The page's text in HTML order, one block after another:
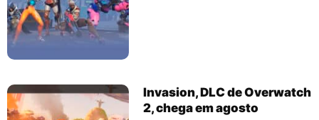
Invasion, DLC de Overwatch
2, chega em agosto